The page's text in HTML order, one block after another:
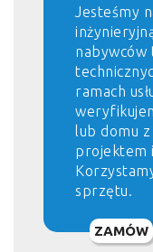
Jesteśmy
nabywców
ramach
lub domu
projektem
sprzętu.
ZAMÓW